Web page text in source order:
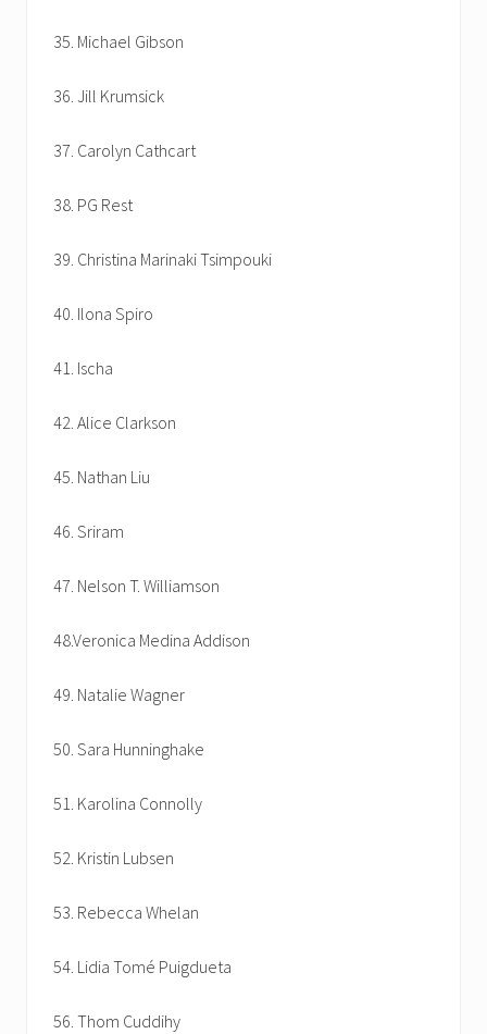
35. Michael Gibson
36. Jill Krumsick
37. Carolyn Cathcart
38. PG Rest
39. Christina Marinaki Tsimpouki
40. Ilona Spiro
41. Ischa
42. Alice Clarkson
45. Nathan Liu
46. Sriram
47. Nelson T. Williamson
48.Veronica Medina Addison
49. Natalie Wagner
50. Sara Hunninghake
51. Karolina Connolly
52. Kristin Lubsen
53. Rebecca Whelan
54. Lidia Tomé Puigdueta
56. Thom Cuddihy